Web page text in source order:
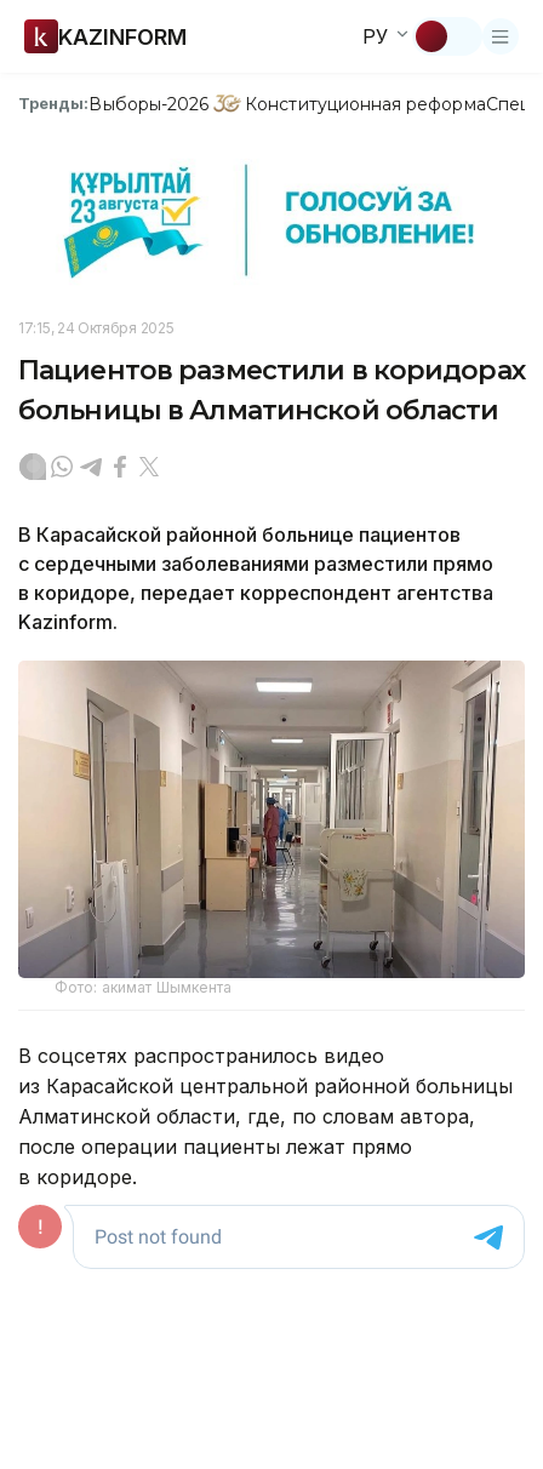
KAZINFORM РУ
Тренды:Выборы-2026 Конституционная реформа
17:15, 24 Октября 2025
Пациентов разместили в коридорах
больницы в Алматинской области
В Карасайской районной больнице пациентов
с сердечными заболеваниями разместили прямо
в коридоре, передает корреспондент агентства
Kazinform.
Фото: акимат Шымкента
В соцсетях распространилось видео
из Карасайской центральной районной больницы
Алматинской области, где, по словам автора,
после операции пациенты лежат прямо
в коридоре.